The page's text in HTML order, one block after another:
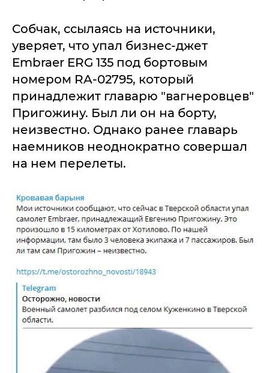
Собчак, ссылаясь на источники,
уверяет, что упал бизнес-джет
Embraer ERG 135 под бортовым
номером RA-02795, который
принадлежит главарю "вагнеровцев"
Пригожину. Был ли он на борту,
неизвестно. Однако ранее главарь
наемников неоднократно совершал
на нем перелеты.